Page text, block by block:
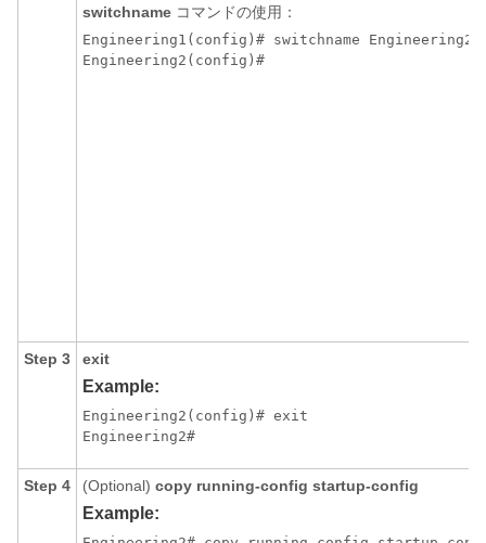
switchname コマンドの使用：
Engineering1(config)# switchname Engineering2
Engineering2(config)#
Step 3 exit
Example:
Engineering2(config)# exit
Engineering2#
Step 4 (Optional) copy running-config startup-config
Example: